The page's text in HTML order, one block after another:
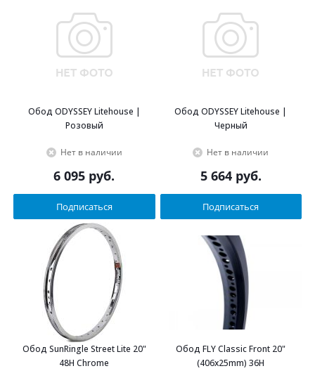
Обод ODYSSEY Litehouse |
Розовый
Нет в наличии
6 095 руб.
Подписаться
Обод ODYSSEY Litehouse |
Черный
Нет в наличии
5 664руб.
Подписаться
Обод SunRingle Street Lite 20"
48H Chrome
Обод FLY Classic Front 20"
(406х25mm) 36H